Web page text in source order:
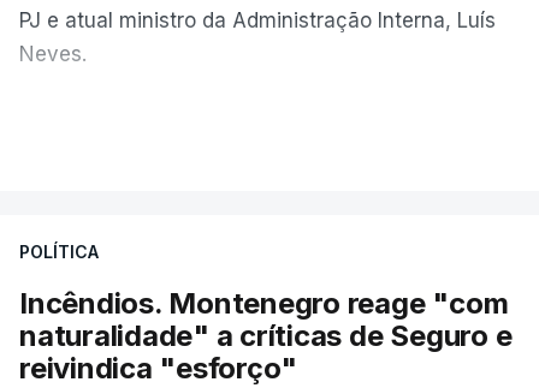
PJ e atual ministro da Administração Interna, Luís
Neves.
das notícias que são dadas diariamente,
continuam a trabalhar"
POLÍTICA
Incêndios. Montenegro reage "com
naturalidade" a críticas de Seguro e
reivindica "esforço"